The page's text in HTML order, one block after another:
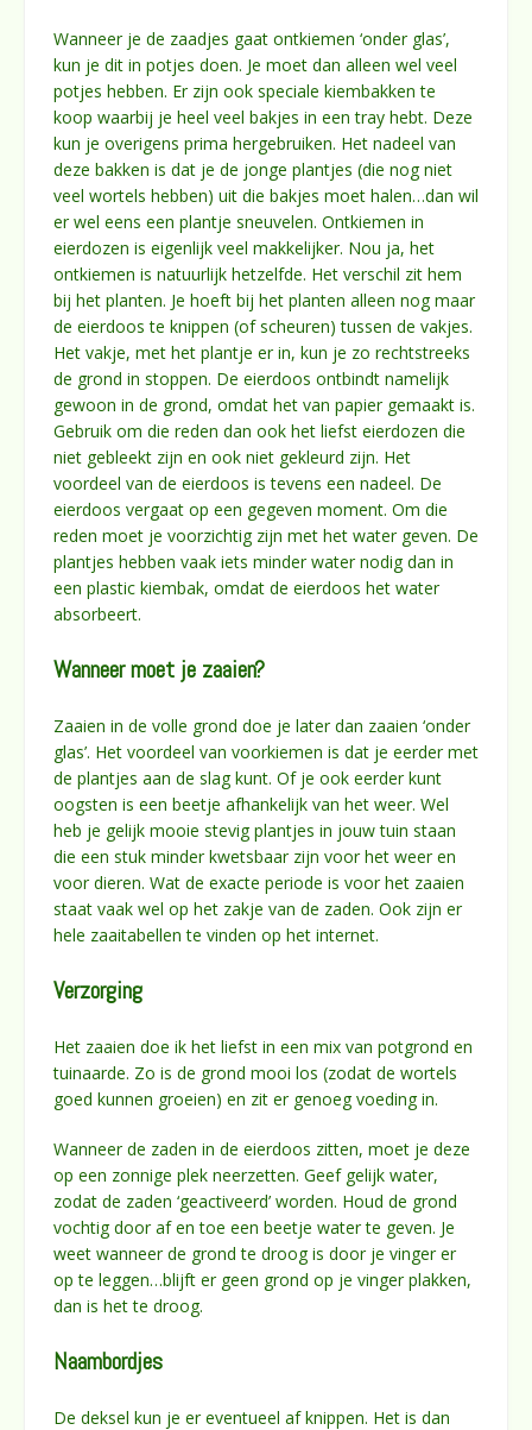
Wanneer je de zaadjes gaat ontkiemen ‘onder glas’,
kun je dit in potjes doen. Je moet dan alleen wel veel
potjes hebben. Er zijn ook speciale kiembakken te
koop waarbij je heel veel bakjes in een tray hebt. Deze
kun je overigens prima hergebruiken. Het nadeel van
deze bakken is dat je de jonge plantjes (die nog niet
veel wortels hebben) uit die bakjes moet halen…dan wil
er wel eens een plantje sneuvelen. Ontkiemen in
eierdozen is eigenlijk veel makkelijker. Nou ja, het
ontkiemen is natuurlijk hetzelfde. Het verschil zit hem
bij het planten. Je hoeft bij het planten alleen nog maar
de eierdoos te knippen (of scheuren) tussen de vakjes.
Het vakje, met het plantje er in, kun je zo rechtstreeks
de grond in stoppen. De eierdoos ontbindt namelijk
gewoon in de grond, omdat het van papier gemaakt is.
Gebruik om die reden dan ook het liefst eierdozen die
niet gebleekt zijn en ook niet gekleurd zijn. Het
voordeel van de eierdoos is tevens een nadeel. De
eierdoos vergaat op een gegeven moment. Om die
reden moet je voorzichtig zijn met het water geven. De
plantjes hebben vaak iets minder water nodig dan in
een plastic kiembak, omdat de eierdoos het water
absorbeert.
Wanneer moet je zaaien?
Zaaien in de volle grond doe je later dan zaaien ‘onder
glas’. Het voordeel van voorkiemen is dat je eerder met
de plantjes aan de slag kunt. Of je ook eerder kunt
oogsten is een beetje afhankelijk van het weer. Wel
heb je gelijk mooie stevig plantjes in jouw tuin staan
die een stuk minder kwetsbaar zijn voor het weer en
voor dieren. Wat de exacte periode is voor het zaaien
staat vaak wel op het zakje van de zaden. Ook zijn er
hele zaaitabellen te vinden op het internet.
Verzorging
Het zaaien doe ik het liefst in een mix van potgrond en
tuinaarde. Zo is de grond mooi los (zodat de wortels
goed kunnen groeien) en zit er genoeg voeding in.
Wanneer de zaden in de eierdoos zitten, moet je deze
op een zonnige plek neerzetten. Geef gelijk water,
zodat de zaden ‘geactiveerd’ worden. Houd de grond
vochtig door af en toe een beetje water te geven. Je
weet wanneer de grond te droog is door je vinger er
op te leggen…blijft er geen grond op je vinger plakken,
dan is het te droog.
Naambordjes
De deksel kun je er eventueel af knippen. Het is dan